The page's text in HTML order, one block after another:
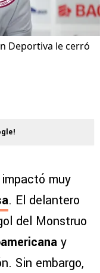
Deportiva le cerró
impactó muy
. El delantero
del Monstruo
y
Sin embargo,